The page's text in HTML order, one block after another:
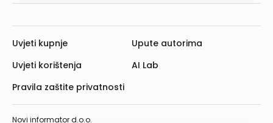
Novi informator d.o.o.
Uvjeti kupnje
Uvjeti korištenja
Pravila zaštite privatnosti
Upute autorima
AI Lab